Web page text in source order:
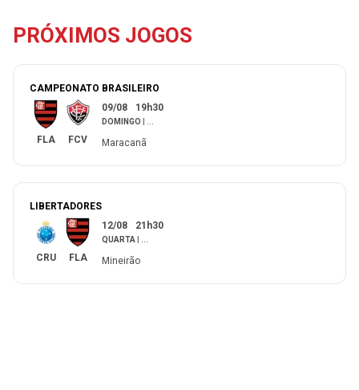
PRÓXIMOS JOGOS
CAMPEONATO BRASILEIRO
FLA FCV
09/08 19h30
DOMINGO
Maracanã
LIBERTADORES
CRU FLA
12/08 21h30
QUARTA
Mineirão